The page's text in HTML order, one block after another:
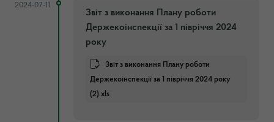
2024-07-11
Звіт з виконання Плану роботи
Держекоінспекції за 1 півріччя 2024
року
Звіт з виконання Плану роботи
Держекоінспекції за 1 півріччя 2024 року
(2).xls